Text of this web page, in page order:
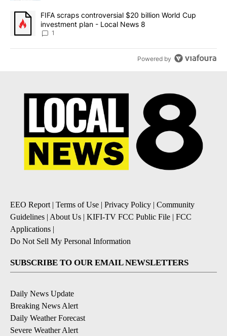
A trending article titled "FIFA scraps controversial $20 billion
FIFA scraps controversial $20 billion World Cup
investment plan - Local News 8
1
Powered by
EEO Report | Terms of Use | Privacy Policy | Community
Guidelines | About Us | KIFI-TV FCC Public File | FCC
Applications |
Do Not Sell My Personal Information
SUBSCRIBE TO OUR EMAIL NEWSLETTERS
Daily News Update
Breaking News Alert
Daily Weather Forecast
Severe Weather Alert